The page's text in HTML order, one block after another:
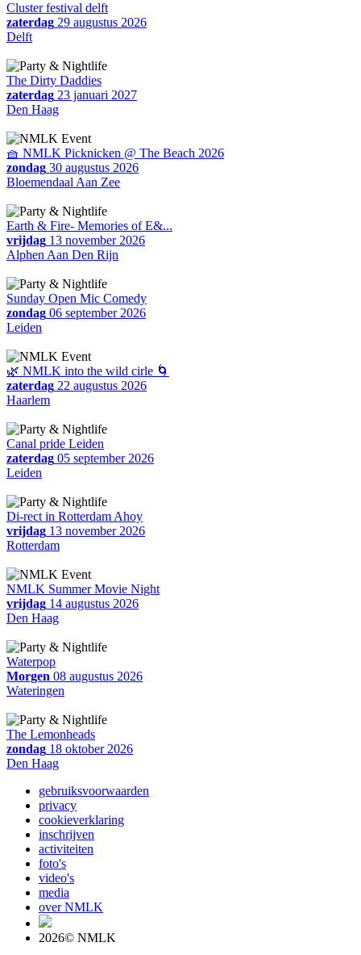
Cluster festival delft
zaterdag 29 augustus 2026
Delft
The Dirty Daddies
zaterdag 23 januari 2027
Den Haag
🧺 NMLK Picknicken @ The Beach 2026
zondag 30 augustus 2026
Bloemendaal Aan Zee
Earth & Fire- Memories of E&...
vrijdag 13 november 2026
Alphen Aan Den Rijn
Sunday Open Mic Comedy
zondag 06 september 2026
Leiden
🌿 NMLK into the wild cirle 🌀
zaterdag 22 augustus 2026
Haarlem
Canal pride Leiden
zaterdag 05 september 2026
Leiden
Di-rect in Rotterdam Ahoy
vrijdag 13 november 2026
Rotterdam
NMLK Summer Movie Night
vrijdag 14 augustus 2026
Den Haag
Waterpop
Morgen 08 augustus 2026
Wateringen
The Lemonheads
zondag 18 oktober 2026
Den Haag
gebruiksvoorwaarden
privacy
cookieverklaring
inschrijven
activiteiten
foto's
video's
media
over NMLK
2026© NMLK